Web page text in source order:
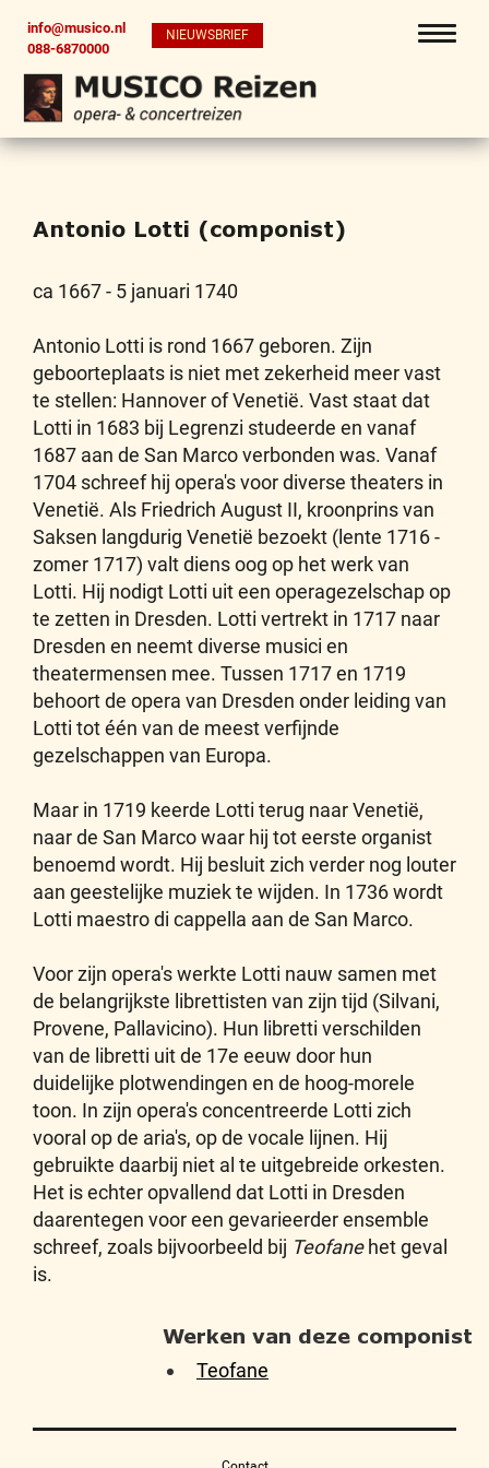
info@musico.nl
088-6870000
NIEUWSBRIEF
Antonio Lotti (componist)
ca 1667 - 5 januari 1740
Antonio Lotti is rond 1667 geboren. Zijn
geboorteplaats is niet met zekerheid meer vast
te stellen: Hannover of Venetië. Vast staat dat
Lotti in 1683 bij Legrenzi studeerde en vanaf
1687 aan de San Marco verbonden was. Vanaf
1704 schreef hij opera's voor diverse theaters in
Venetië. Als Friedrich August II, kroonprins van
Saksen langdurig Venetië bezoekt (lente 1716 -
zomer 1717) valt diens oog op het werk van
Lotti. Hij nodigt Lotti uit een operagezelschap op
te zetten in Dresden. Lotti vertrekt in 1717 naar
Dresden en neemt diverse musici en
theatermensen mee. Tussen 1717 en 1719
behoort de opera van Dresden onder leiding van
Lotti tot één van de meest verfijnde
gezelschappen van Europa.
Maar in 1719 keerde Lotti terug naar Venetië,
naar de San Marco waar hij tot eerste organist
benoemd wordt. Hij besluit zich verder nog louter
aan geestelijke muziek te wijden. In 1736 wordt
Lotti maestro di cappella aan de San Marco.
Voor zijn opera's werkte Lotti nauw samen met
de belangrijkste librettisten van zijn tijd (Silvani,
Provene, Pallavicino). Hun libretti verschilden
van de libretti uit de 17e eeuw door hun
duidelijke plotwendingen en de hoog-morele
toon. In zijn opera's concentreerde Lotti zich
vooral op de aria's, op de vocale lijnen. Hij
gebruikte daarbij niet al te uitgebreide orkesten.
Het is echter opvallend dat Lotti in Dresden
daarentegen voor een gevarieerder ensemble
schreef, zoals bijvoorbeeld bij Teofanehet geval
is.
Werken van deze componist
Teofane